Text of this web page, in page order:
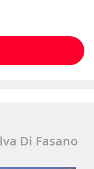
Di Fasano